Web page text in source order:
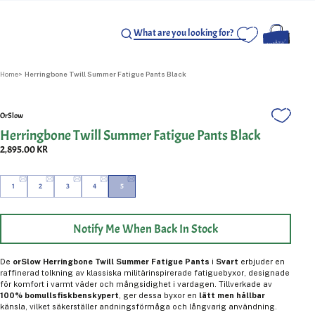
Home Herringbone Twill Summer Fatigue Pants Black
OrSlow
Herringbone Twill Summer Fatigue Pants Black
2,895.00 KR
1 2 3 4 5
Notify Me When Back In Stock
De orSlow Herringbone Twill Summer Fatigue Pants i Svart erbjuder en
raffinerad tolkning av klassiska militärinspirerade fatiguebyxor, designade
för komfort i varmt väder och mångsidighet i vardagen. Tillverkade av
100% bomullsfiskbenskypert , ger dessa byxor en lätt men hållbar
känsla, vilket säkerställer andningsförmåga och långvarig användning.